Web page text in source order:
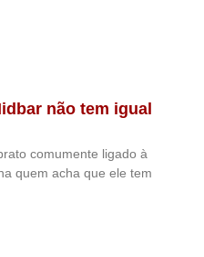
não tem igual
comumente ligado à
quem acha que ele tem